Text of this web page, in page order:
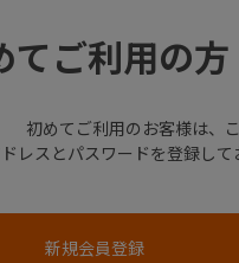
てご利用の
初めてご利用のお客様は、
レスとパスワードを登録し